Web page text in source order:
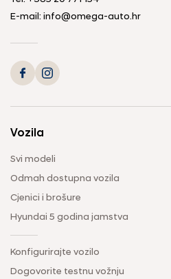
E-mail: info@omega-auto.hr
Vozila
Svi modeli
Odmah dostupna vozila
Cjenici i brošure
Hyundai 5 godina jamstva
Konfigurirajte vozilo
Dogovorite testnu vožnju